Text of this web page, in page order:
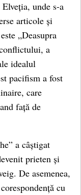
unde s-a
articole și
„Deasupra
a
idealul
pacifism a fost
care
față de
a câștigat
prieten și
De asemenea,
cu